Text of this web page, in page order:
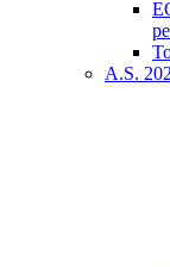
A.S.